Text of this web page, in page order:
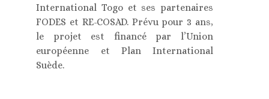
International Togo et ses partenaires
FODES et RE-COSAD. Prévu pour 3 ans,
le projet est financé par l’Union
européenne et Plan International
Suède.